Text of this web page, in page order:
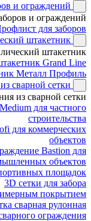
и ограждений
и ограждений
для заборов
штакетник
штакетник
Grand Line
Металл Профиль
сварной сетки
из сварной сетки
для частного
строительства
для коммерческих
объектов
Bastion для
объектов
площадок
3D сетки для забора
покрытием
сварная рулонная
ограждения